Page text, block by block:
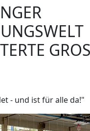
- und ist für alle da!"